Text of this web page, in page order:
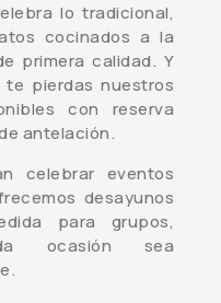
lo tradicional,
cocinados a la
primera calidad. Y
pierdas nuestros
con reserva
antelación.
celebrar eventos
desayunos
para grupos,
ocasión sea